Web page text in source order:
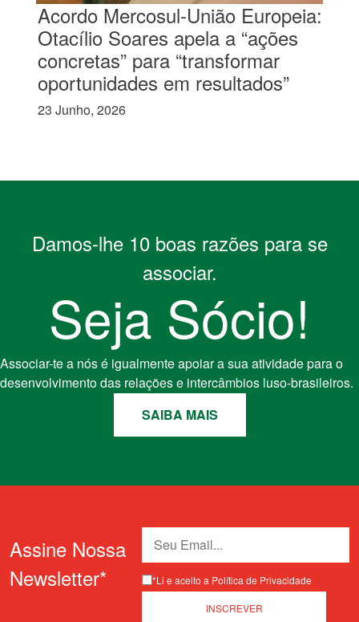
Acordo Mercosul-União Europeia:
Otacílio Soares apela a “ações
concretas” para “transformar
oportunidades em resultados”
23 Junho, 2026
Damos-lhe 10 boas razões para se
associar.
Seja Sócio!
Associar-te a nós é igualmente apoiar a sua atividade para o
desenvolvimento das relações e intercâmbios luso-brasileiros.
SAIBA MAIS
Assine Nossa
Newsletter*
*Li e aceito a Política de Privacidade